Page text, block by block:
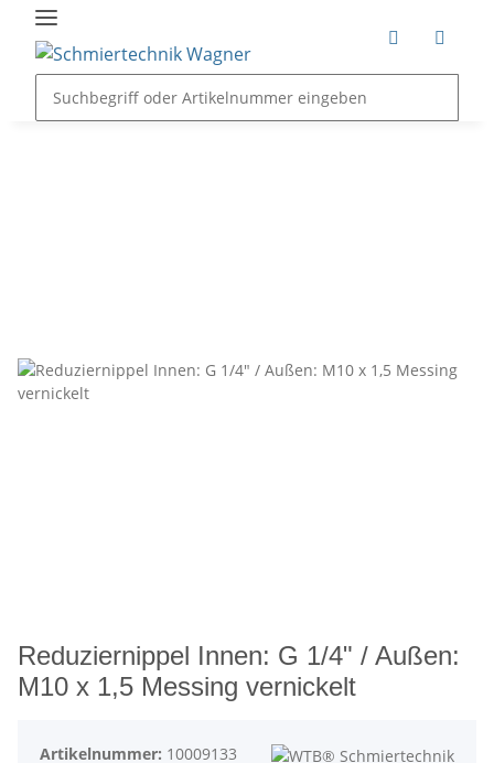
Reduziernippel Innen: G 1/4" / Außen:
M10 x 1,5 Messing vernickelt
Artikelnummer: 10009133